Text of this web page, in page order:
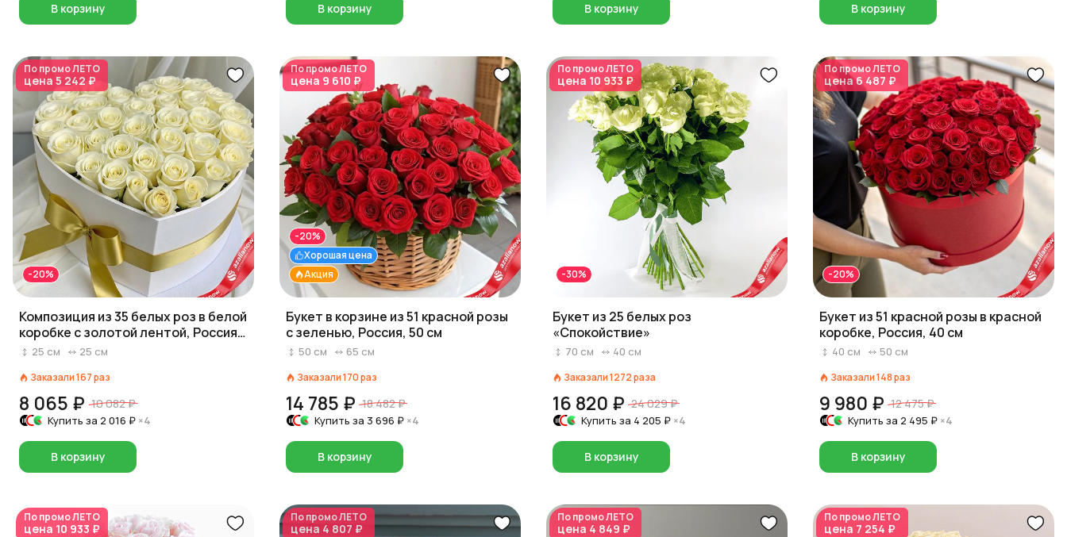
В корзину В корзину В корзину В корзину
По промоЛЕТО
цена 5 242 ₽
-20%
Композиция из 35 белых роз в белой
коробке с золотой лентой, Россия,
40 см
25 см 25 см
Заказали167раз
8 065 ₽ 10 082 ₽
Купить за 2 016 ₽ ×4
В корзину
По промоЛЕТО
цена 9 610 ₽
Акция
Хорошая цена
-20%
Букет в корзине из 51 красной розы
с зеленью, Россия, 50 см
50 см 65 см
Заказали170раз
14 785 ₽ 18 482 ₽
Купить за 3 696 ₽ ×4
В корзину
По промоЛЕТО
цена 10 933 ₽
-30%
Букет из 25 белых роз
«Спокойствие»
70 см 40 см
Заказали1272раза
16 820 ₽ 24 029 ₽
Купить за 4 205 ₽ ×4
В корзину
По промоЛЕТО
цена6 487 ₽
-20%
Букет из 51 красной розы в красной
коробке, Россия, 40 см
40 см 50 см
Заказали148раз
9 980 ₽ 12 475 ₽
Купить за 2 495 ₽ ×4
В корзину
По промоЛЕТО
цена 10 933 ₽
По промоЛЕТО
цена 4 807 ₽
По промоЛЕТО
цена 4 849 ₽
По промоЛЕТО
цена 7 254 ₽